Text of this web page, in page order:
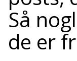
Så
de er